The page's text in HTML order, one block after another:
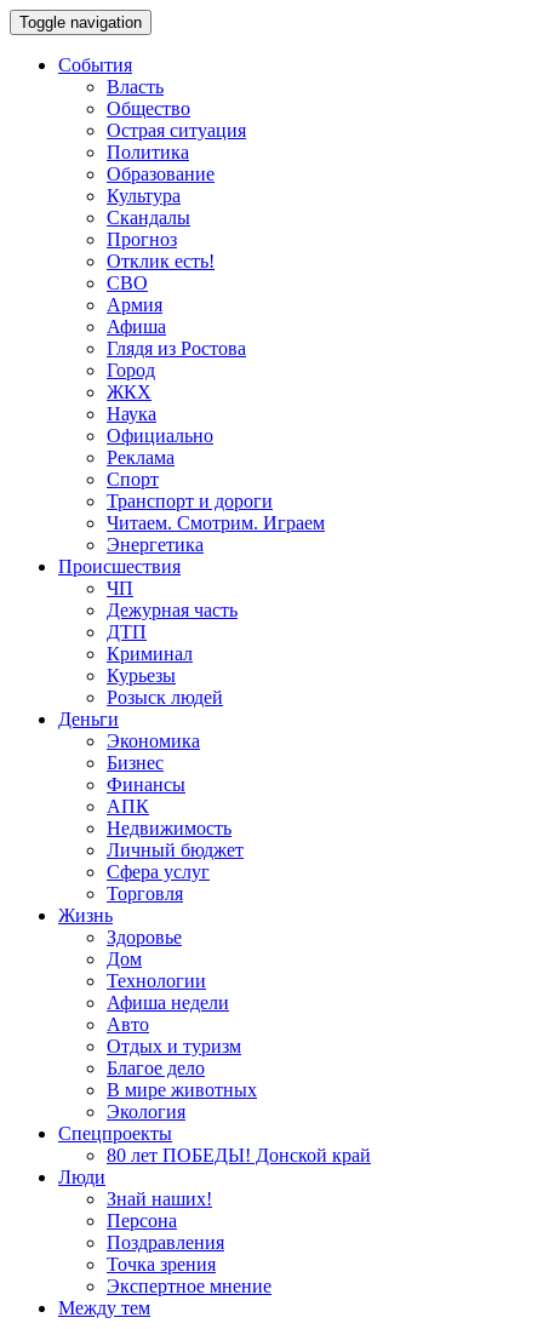
Toggle navigation
События
Власть
Общество
Острая ситуация
Политика
Образование
Культура
Скандалы
Прогноз
Отклик есть!
СВО
Армия
Афиша
Глядя из Ростова
Город
ЖКХ
Наука
Официально
Реклама
Спорт
Транспорт и дороги
Читаем. Смотрим. Играем
Энергетика
Происшествия
ЧП
Дежурная часть
ДТП
Криминал
Курьезы
Розыск людей
Деньги
Экономика
Бизнес
Финансы
АПК
Недвижимость
Личный бюджет
Сфера услуг
Торговля
Жизнь
Здоровье
Дом
Технологии
Афиша недели
Авто
Отдых и туризм
Благое дело
В мире животных
Экология
Спецпроекты
80 лет ПОБЕДЫ! Донской край
Люди
Знай наших!
Персона
Поздравления
Точка зрения
Экспертное мнение
Между тем